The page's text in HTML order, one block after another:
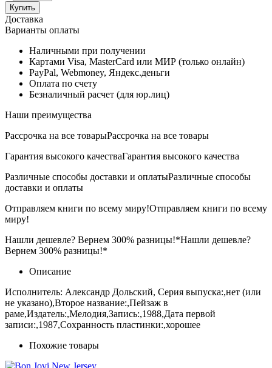
Купить
Доставка
Варианты оплаты
Наличными при получении
Картами Visa, MasterCard или МИР (только онлайн)
PayPal, Webmoney, Яндекс.деньги
Оплата по счету
Безналичный расчет (для юр.лиц)
Наши преимущества
Рассрочка на все товарыРассрочка на все товары
Гарантия высокого качестваГарантия высокого качества
Различные способы доставки и оплатыРазличные способы
доставки и оплаты
Отправляем книги по всему миру!Отправляем книги по всему
миру!
Нашли дешевле? Вернем 300% разницы!*Нашли дешевле?
Вернем 300% разницы!*
Описание
Исполнитель: Александр Дольский, Серия выпуска:,нет (или
не указано),Второе название:,Пейзаж в
раме,Издатель:,Мелодия,Запись:,1988,Дата первой
записи:,1987,Сохранность пластинки:,хорошее
Похожие товары